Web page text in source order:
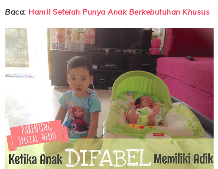
Baca: Hamil Setelah Punya Anak Berkebutuhan Khusus